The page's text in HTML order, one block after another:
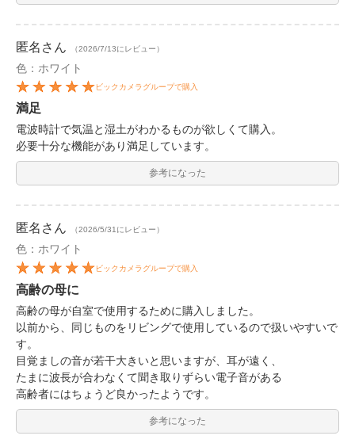
匿名 さん （2026/7/13にレビュー）
色：ホワイト
ビックカメラグループで購入
満足
電波時計で気温と湿土がわかるものが欲しくて購入。
必要十分な機能があり満足しています。
参考になった
匿名 さん （2026/5/31にレビュー）
色：ホワイト
ビックカメラグループで購入
高齢の母に
高齢の母が自室で使用するために購入しました。
以前から、同じものをリビングで使用しているので扱いやすいで
す。
目覚ましの音が若干大きいと思いますが、耳が遠く、
たまに波長が合わなくて聞き取りずらい電子音がある
高齢者にはちょうど良かったようです。
参考になった